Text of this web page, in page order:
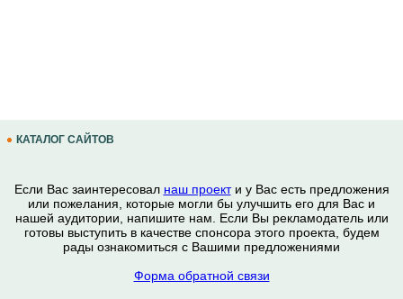
КАТАЛОГ САЙТОВ
Если Вас заинтересовал наш проекти у Вас есть предложения
или пожелания, которые могли бы улучшить его для Вас и
нашей аудитории, напишите нам. Если Вы рекламодатель или
готовы выступить в качестве спонсора этого проекта, будем
рады ознакомиться с Вашими предложениями
Форма обратной связи